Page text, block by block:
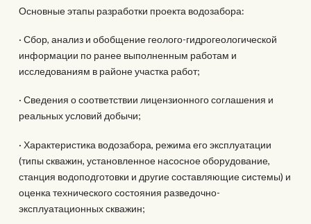
Основные этапы разработки проекта водозабора:
· Сбор, анализ и обобщение геолого-гидрогеологической
информации по ранее выполненным работам и
исследованиям в районе участка работ;
· Сведения о соответствии лицензионного соглашения и
реальных условий добычи;
· Характеристика водозабора, режима его эксплуатации
(типы скважин, установленное насосное оборудование,
станция водоподготовки и другие составляющие системы) и
оценка технического состояния разведочно-
эксплуатационных скважин;